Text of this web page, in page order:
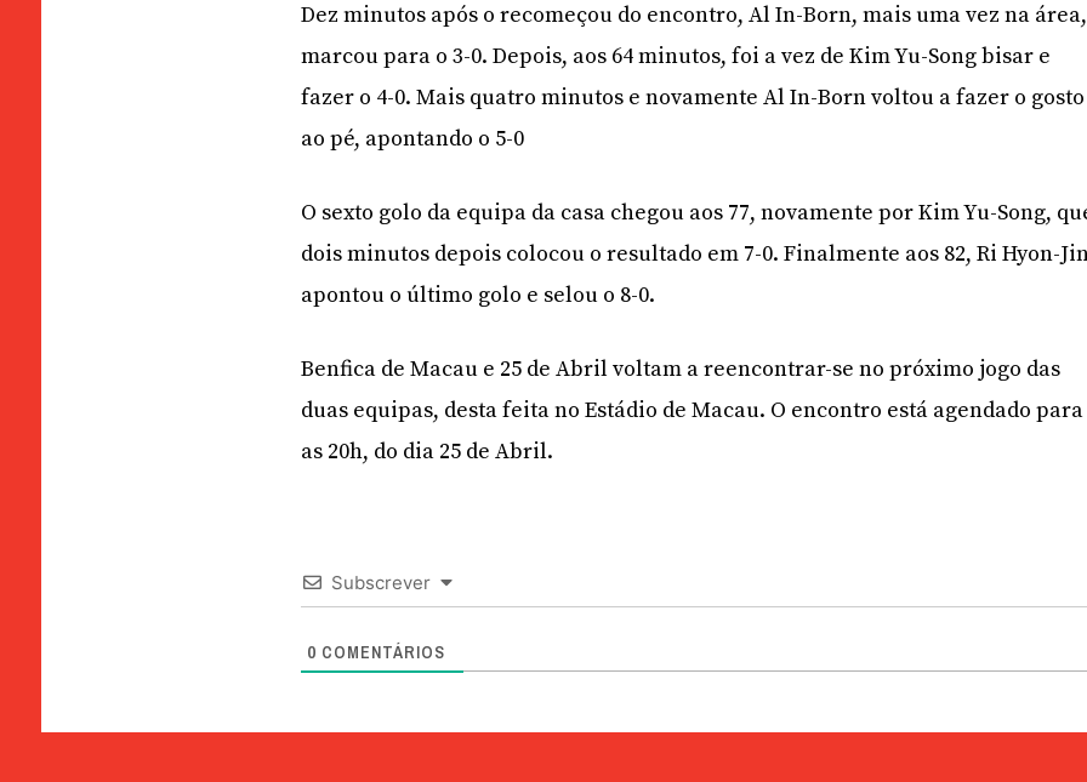
Dez minutos após o recomeçou do encontro, Al In-Born, mais uma vez na área,
marcou para o 3-0. Depois, aos 64 minutos, foi a vez de Kim Yu-Song bisar e
fazer o 4-0. Mais quatro minutos e novamente Al In-Born voltou a fazer o gosto
ao pé, apontando o 5-0
O sexto golo da equipa da casa chegou aos 77, novamente por Kim Yu-Song,
dois minutos depois colocou o resultado em 7-0. Finalmente aos 82, Ri Hyon-
apontou o último golo e selou o 8-0.
Benfica de Macau e 25 de Abril voltam a reencontrar-se no próximo jogo das
duas equipas, desta feita no Estádio de Macau. O encontro está agendado para
as 20h, do dia 25 de Abril.
Subscrever
0 COMENTÁRIOS